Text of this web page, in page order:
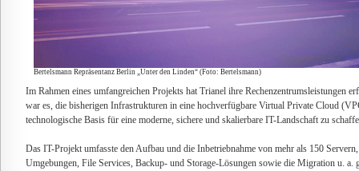
Bertelsmann Repräsentanz Berlin „Unter den Linden“ (Foto: Bertelsmann)
Im Rahmen eines umfangreichen Projekts hat Trianel ihre Rechenzentrumsleistungen
war es, die bisherigen Infrastrukturen in eine hochverfügbare Virtual Private Cloud
technologische Basis für eine moderne, sichere und skalierbare IT-Landschaft zu
Das IT-Projekt umfasste den Aufbau und die Inbetriebnahme von mehr als 150
Umgebungen, File Services, Backup- und Storage-Lösungen sowie die Migration u.